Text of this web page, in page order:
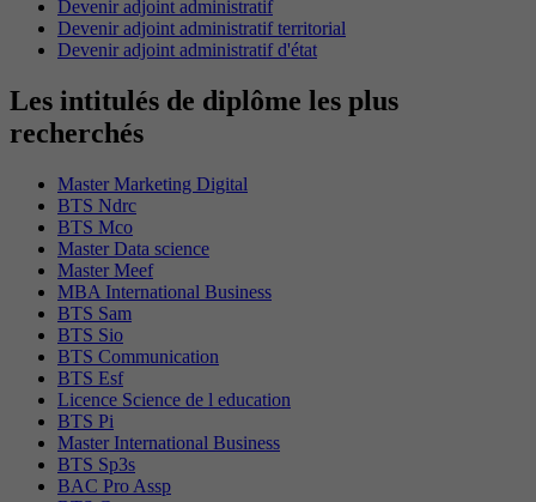
Devenir adjoint administratif
Devenir adjoint administratif territorial
Devenir adjoint administratif d'état
Les intitulés de diplôme les plus
recherchés
Master Marketing Digital
BTS Ndrc
BTS Mco
Master Data science
Master Meef
MBA International Business
BTS Sam
BTS Sio
BTS Communication
BTS Esf
Licence Science de l education
BTS Pi
Master International Business
BTS Sp3s
BAC Pro Assp